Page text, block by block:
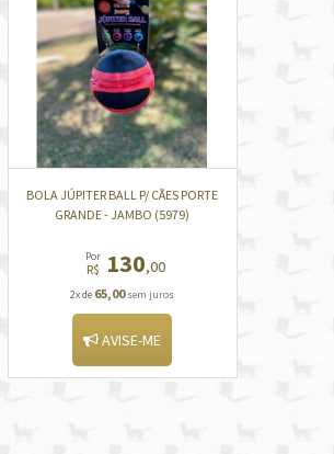
BOLA JÚPITER BALL P/ CÃES PORTE
GRANDE - JAMBO (5979)
Por
R$ 130,00
2x de 65,00sem juros
AVISE-ME